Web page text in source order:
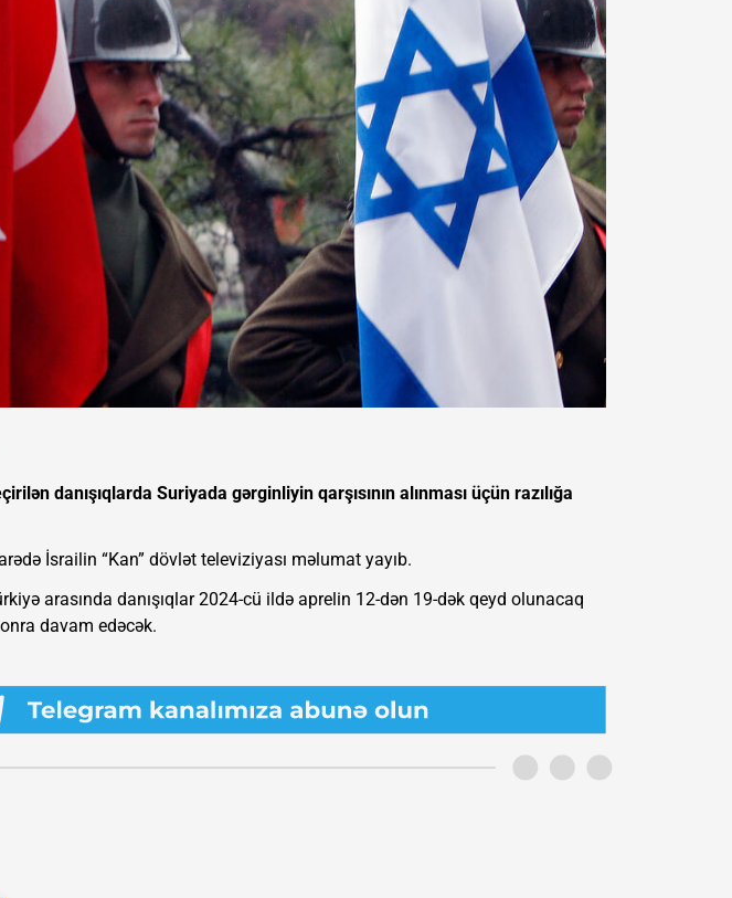
danışıqlarda Suriyada gərginliyin qarşısının alınması üçün razılığa
İsrailin “Kan” dövlət televiziyası məlumat yayıb.
arasında danışıqlar 2024-cü ildə aprelin 12-dən 19-dək qeyd olunacaq
davam edəcək.